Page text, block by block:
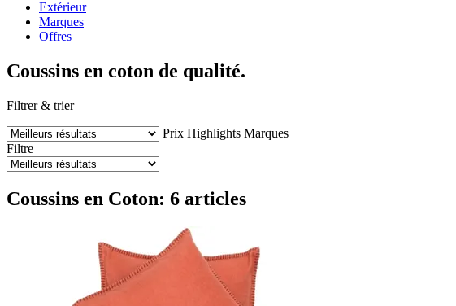
Extérieur
Marques
Offres
Coussins en coton de qualité.
Filtrer & trier
Prix Highlights Marques
Filtre
Coussins en Coton: 6 articles